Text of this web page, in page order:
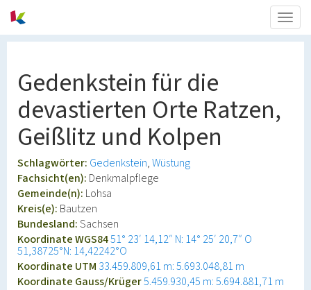
Gedenkstein für die
devastierten Orte Ratzen,
Geißlitz und Kolpen
Schlagwörter: Gedenkstein Wüstung
Fachsicht(en): Denkmalpflege
Gemeinde(n): Lohsa
Kreis(e): Bautzen
Bundesland:Sachsen
Koordinate WGS8451° 23′ 14,12″ N: 14° 25′ 20,7″ O
51,38725°N: 14,42242°O
Koordinate UTM 33.459.809,61 m: 5.693.048,81 m
Koordinate Gauss/Krüger5.459.930,45 m: 5.694.881,71 m